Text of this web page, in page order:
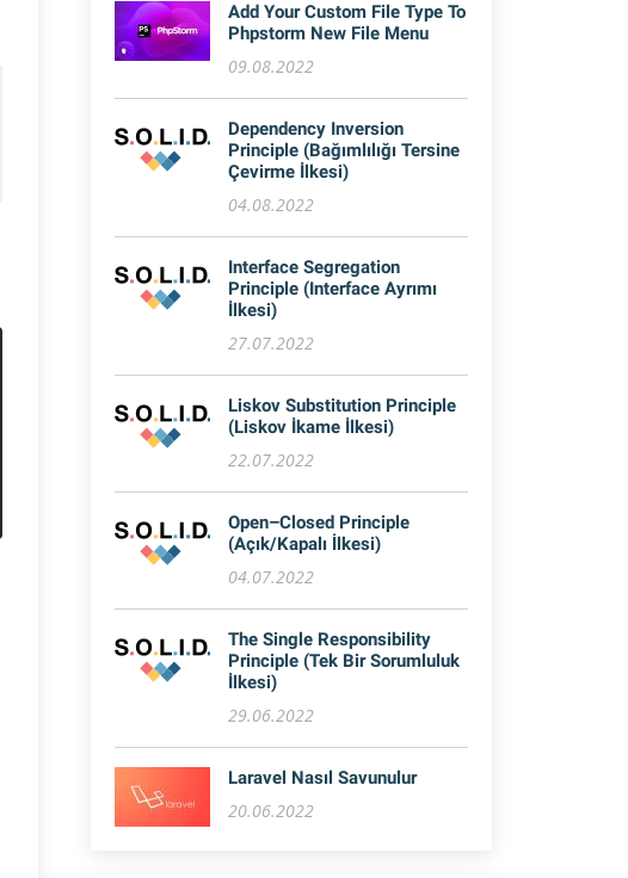
Add Your Custom File Type To
Phpstorm New File Menu
09.08.2022
Dependency Inversion
Principle (Bağımlılığı Tersine
Çevirme İlkesi)
04.08.2022
Interface Segregation
Principle (Interface Ayrımı
İlkesi)
27.07.2022
Liskov Substitution Principle
(Liskov İkame İlkesi)
22.07.2022
Open–Closed Principle
(Açık/Kapalı İlkesi)
04.07.2022
The Single Responsibility
Principle (Tek Bir Sorumluluk
İlkesi)
29.06.2022
Laravel Nasıl Savunulur
20.06.2022